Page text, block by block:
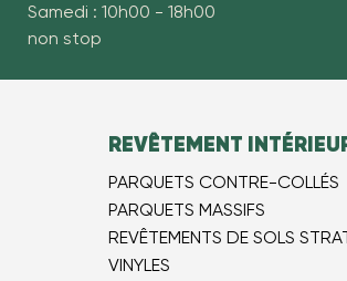
Samedi : 10h00 - 18h00
non stop
REVÊTEMENT
PARQUETS CONTRE-COLLÉS
PARQUETS MASSIFS
REVÊTEMENTS DE SOLS
VINYLES